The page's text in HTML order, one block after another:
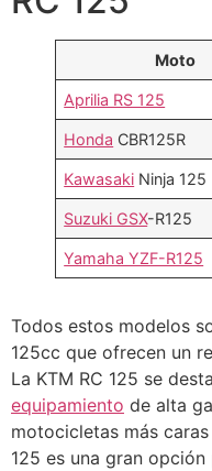
Moto
Aprilia RS 125
Honda CBR125R
Kawasaki Ninja 125
Suzuki GSX-R125
Yamaha YZF-R125
Todos estos modelos
125cc que ofrecen un
La KTM RC 125 se
equipamiento de alta
motocicletas más
125 es una gran